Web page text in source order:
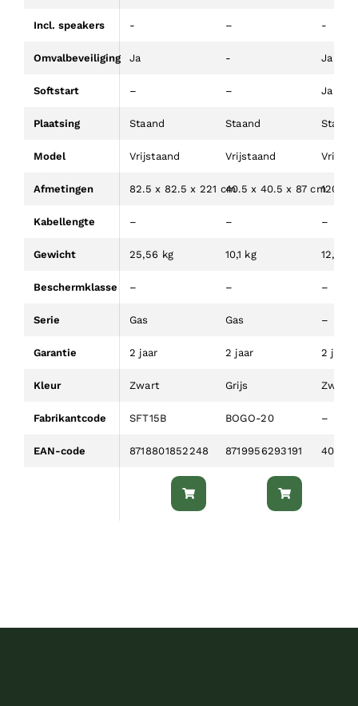
Incl. speakers - – -
Omvalbeveiliging Ja - Ja
Softstart – – Ja
Plaatsing Staand Staand Staand
Model Vrijstaand Vrijstaand
Afmetingen 82.5 x 82.5 x 221 cm40.5 x 40.5 x 87 cm120 x
Kabellengte – – –
Gewicht 25,56 kg 10,1 kg 12,5 kg
Beschermklasse – – –
Serie Gas Gas –
Garantie 2 jaar 2 jaar 2 jaar
Kleur Zwart Grijs Zwart
Fabrikantcode SFT15B BOGO-20 –
EAN-code 8718801852248 8719956293191
In
winkelwagen
In
winkelwagen